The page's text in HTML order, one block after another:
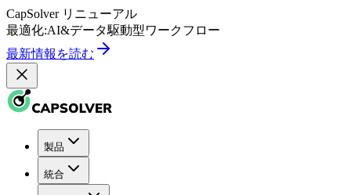
CapSolver リニューアル
最適化:AI&データ駆動型ワークフロー
最新情報を読む
製品
統合